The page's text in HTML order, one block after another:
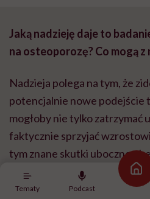
Tematy Podcast
Jaką nadzieję daje to
na osteoporozę? Co mogą
Nadzieja polega na tym, że
potencjalnie nowe
mogłoby nie tylko zatrzymać
faktycznie sprzyjać
tym znane skutki uboczne
Muszę jednak podkreślić, że